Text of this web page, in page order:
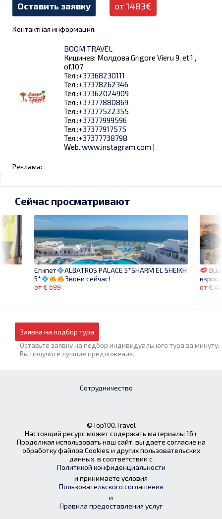
Оставить заявку от 1483€
Контактная информация:
BOOM TRAVEL
Кишинев; Молдова,Grigore Vieru 9, et.1 ,
of.107
Тел.:+37368230111
Тел.:+37378262346
Тел.:+37362024909
Тел.:+37377880869
Тел.:+37377522355
Тел.:+37377999596
Тел.:+37377917575
Тел.:+37377738798
Web.:www.instagram.com |
Реклама:
от €
Сейчас просматривают
Египет
ALBATROS PALACE 5*SHARM EL SHEIKH
5*
Звони сейчас!
от € 699
Заявка на подбор тура
Оставьте заявку на подбор индивидуального тура за минуту.
Вы получите лучшие предложения.
Сотрудничество
©Top100.Travel
Настоящий ресурс может содержать материалы 16+
Продолжая использовать наш сайт, вы даете согласие на
обработку файлов Cookies и других пользовательских
данных, в соответствии с
Политикой конфиденциальности
и принимаете условия
Пользовательского соглашения
и
Правила предоставления услуг